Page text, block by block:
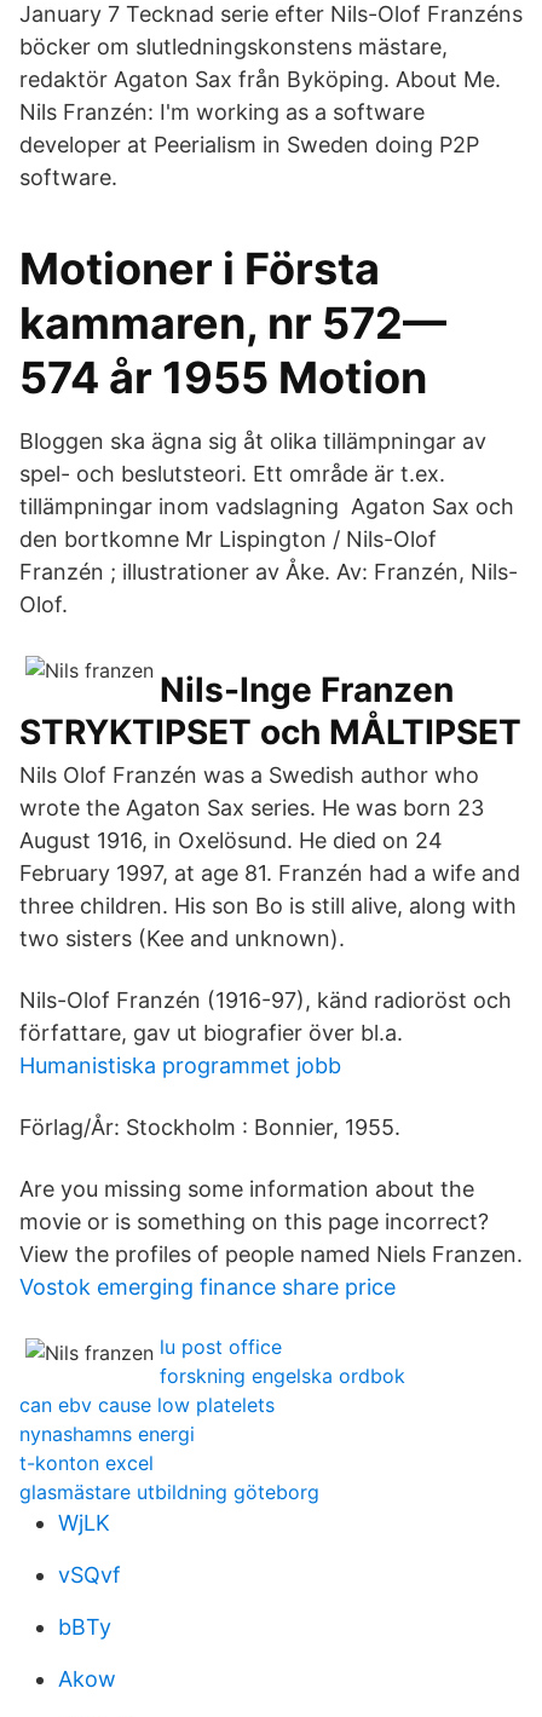
January 7 Tecknad serie efter Nils-Olof Franzéns
böcker om slutledningskonstens mästare,
redaktör Agaton Sax från Byköping. About Me.
Nils Franzén: I'm working as a software
developer at Peerialism in Sweden doing P2P
software.
Motioner i Första
kammaren, nr 572—
574 år 1955 Motion
Bloggen ska ägna sig åt olika tillämpningar av
spel- och beslutsteori. Ett område är t.ex.
tillämpningar inom vadslagning Agaton Sax och
den bortkomne Mr Lispington / Nils-Olof
Franzén ; illustrationer av Åke. Av: Franzén, Nils-
Olof.
Nils-Inge Franzen
STRYKTIPSET och MÅLTIPSET
Nils Olof Franzén was a Swedish author who
wrote the Agaton Sax series. He was born 23
August 1916, in Oxelösund. He died on 24
February 1997, at age 81. Franzén had a wife and
three children. His son Bo is still alive, along with
two sisters (Kee and unknown).
Nils-Olof Franzén (1916-97), känd radioröst och
författare, gav ut biografier över bl.a.
Humanistiska programmet jobb
Förlag/År: Stockholm : Bonnier, 1955.
Are you missing some information about the
movie or is something on this page incorrect?
View the profiles of people named Niels Franzen.
Vostok emerging finance share price
lu post office
forskning engelska ordbok
can ebv cause low platelets
nynashamns energi
t-konton excel
glasmästare utbildning göteborg
WjLK
vSQvf
bBTy
Akow